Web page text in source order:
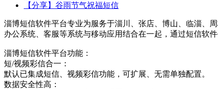
【分享】谷雨节气祝福短信
淄博短信软件平台专业为服务于淄川、张店、博山、临淄、
办公系统、客服等系统与移动应用结合在一起，通过短信软
淄博短信软件平台功能：
短/视频彩信合一：
默认已集成短信、视频彩信功能，可扩展、无需单独配置。
数据安全性高：